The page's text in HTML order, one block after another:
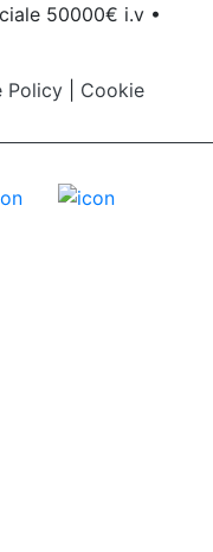
50000€ i.v •
Policy
Cookie